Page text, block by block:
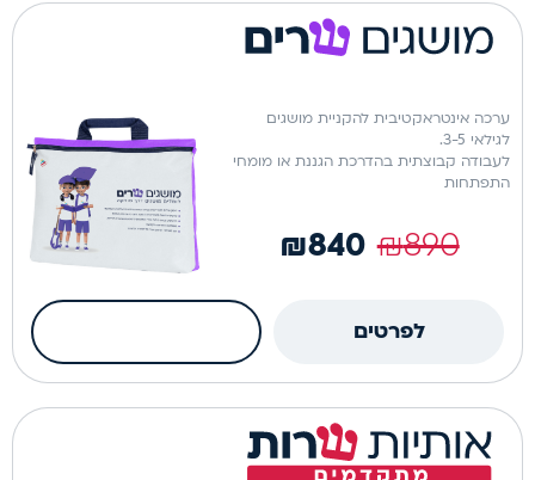
שרות
ערכה אינטראקטיבית להקניית מושגים
לגילאי 3-5.
לעבודה קבוצתית בהדרכת הגננת או מומחי
התפתחות
₪890
₪840
לפרטים
כמות
של
מושגים
שרים